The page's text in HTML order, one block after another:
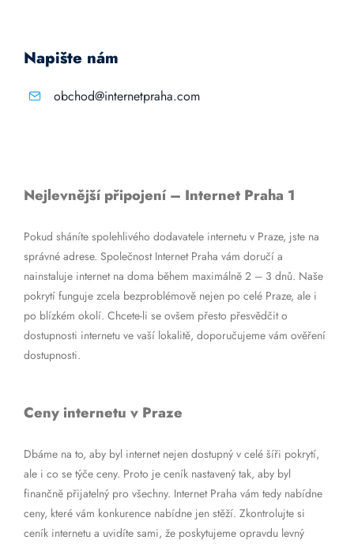
Napište nám
obchod@internetpraha.com
Nejlevnější připojení – Internet Praha 1
Pokud sháníte spolehlivého dodavatele internetu v Praze, jste na
správné adrese. Společnost Internet Praha vám doručí a
nainstaluje internet na doma během maximálně 2 – 3 dnů. Naše
pokrytí funguje zcela bezproblémově nejen po celé Praze, ale i
po blízkém okolí. Chcete-li se ovšem přesto přesvědčit o
dostupnosti internetu ve vaší lokalitě, doporučujeme vám ověření
dostupnosti.
Ceny internetu v Praze
Dbáme na to, aby byl internet nejen dostupný v celé šíři pokrytí,
ale i co se týče ceny. Proto je ceník nastavený tak, aby byl
finančně přijatelný pro všechny. Internet Praha vám tedy nabídne
ceny, které vám konkurence nabídne jen stěží. Zkontrolujte si
ceník internetu a uvidíte sami, že poskytujeme opravdu levný